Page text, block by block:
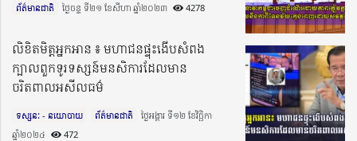
ព័ត៌មានជាតិ ថ្ងៃចន្ទ ទី២១ ខែសីហា ឆ្នាំ២០២៣​ 4278
លិខិតមិត្តអ្នកអាន ៖ មហាជនផ្ទុះងើបសំពង
ក្បាលពួកទូរទស្សន៍មនសិការដែលមាន
ចរិតពាលអសីលធម៌
ទស្សនៈ - នយោបាយ ព័ត៌មានជាតិ
ថ្ងៃអង្គារ ទី១២ ខែវិច្ឆិកា
ឆ្នាំ២០២៤​
472